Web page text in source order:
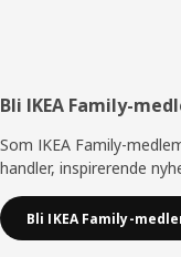
Bunntekst
Bli IKEA Family-
Som IKEA Family-
handler, inspirerende
Bli IKEA Family-